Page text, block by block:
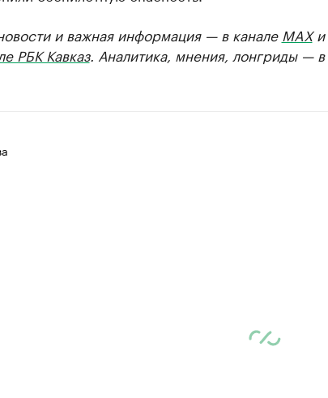
и важная информация — в канале MAXи
РБК Кавказ. Аналитика, мнения, лонгриды — в